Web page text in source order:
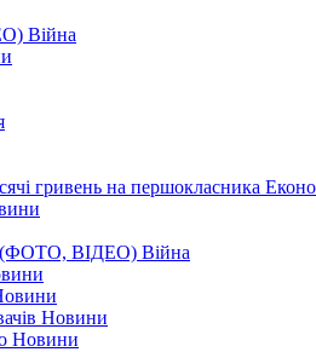
Війна
гривень на першокласника
(ФОТО, ВІДЕО) Війна
Новини
Новини